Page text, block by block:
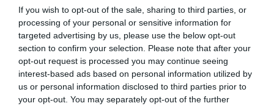
If you wish to opt-out of the sale, sharing to third parties, or
processing of your personal or sensitive information for
targeted advertising by us, please use the below opt-out
section to confirm your selection. Please note that after your
opt-out request is processed you may continue seeing
interest-based ads based on personal information utilized by
us or personal information disclosed to third parties prior to
your opt-out. You may separately opt-out of the further
Y en cuanto a la ocupación? Cómo recortamos
temporalidad y precariedad?
Estamos alerta de los acuerdos del PP y
Ciutadans: su propuesta es el contrato único que